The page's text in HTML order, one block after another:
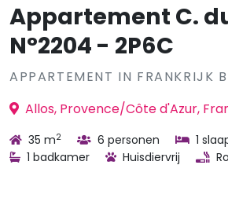
Appartement C.
N°2204 - 2P6C
APPARTEMENT IN FRANKRIJK
Allos, Provence/Côte d'Azur,
35 m2 6 personen
1
1 badkamer
Huisdiervrij